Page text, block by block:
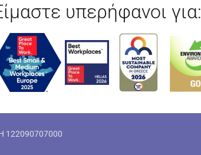
υπερήφανοι για:
122090707000